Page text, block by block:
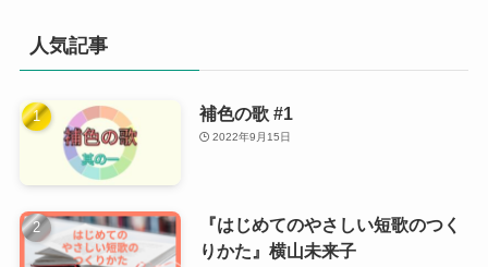
人気記事
補色の歌 #1
2022年9月15日
『はじめてのやさしい短歌のつく
りかた』横山未来子